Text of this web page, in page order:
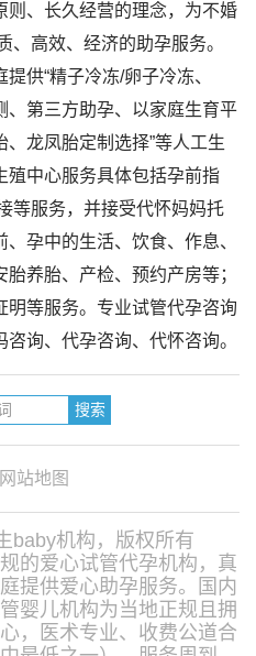
则、长久经营的理念，为不婚
、高效、经济的助孕服务。
供“精子冷冻/卵子冷冻、
、第三方助孕、以家庭生育平
龙凤胎定制选择”等人工生
殖中心服务具体包括孕前指
等服务，并接受代怀妈妈托
孕中的生活、饮食、作息、
养胎、产检、预约产房等；
等服务。专业试管代孕咨询
询、代孕咨询、代怀咨询。
网站地图
baby机构，版权所有
的爱心试管代孕机构，真
提供爱心助孕服务。国内
婴儿机构为当地正规且拥
，医术专业、收费公道合